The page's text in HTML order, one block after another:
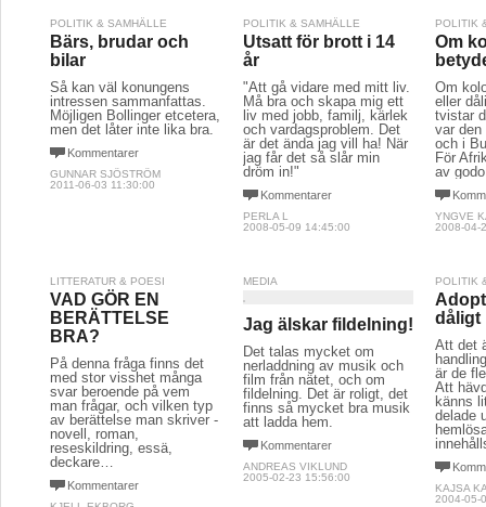
POLITIK & SAMHÄLLE
Bärs, brudar och
bilar
Så kan väl konungens
intressen sammanfattas.
Möjligen Bollinger etcetera,
men det låter inte lika bra.
Kommentarer
GUNNAR SJÖSTRÖM
2011-06-03 11:30:00
POLITIK & SAMHÄLLE
Utsatt för brott i 14
år
"Att gå vidare med mitt liv.
Må bra och skapa mig ett
liv med jobb, familj, kärlek
och vardagsproblem. Det
är det ända jag vill ha! När
jag får det så slår min
dröm in!"
Kommentarer
PERLA L
2008-05-09 14:45:00
POLITIK
Om
Om
eller
tvistar
var den
och i
För
av
YNGVE
2008-04-
LITTERATUR & POESI
VAD GÖR EN
BERÄTTELSE
BRA?
På denna fråga finns det
med stor visshet många
svar beroende på vem
man frågar, och vilken typ
av berättelse man skriver -
novell, roman,
reseskildring, essä,
deckare…
Kommentarer
MEDIA
Jag älskar fildelning!
Det talas mycket om
nerladdning av musik och
film från nätet, och om
fildelning. Det är roligt, det
finns så mycket bra musik
att ladda hem.
Kommentarer
ANDREAS VIKLUND
2005-02-23 15:56:00
POLITIK
dåligt
Att det
är de
Att
känns
delade
KAJSA
2004-05-